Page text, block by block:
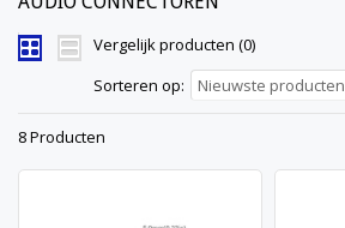
Vergelijk producten (0)
Sorteren op:
Nieuwste producten
8 Producten